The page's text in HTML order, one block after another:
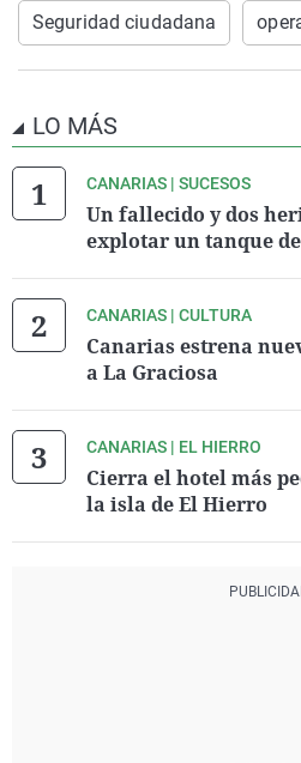
Seguridad ciudadana
LO MÁS
CANARIAS | SUCESOS
Un fallecido y dos
explotar un tanque
CANARIAS | CULTURA
Canarias estrena
a La Graciosa
CANARIAS | EL HIERRO
Cierra el hotel más
la isla de El Hierro